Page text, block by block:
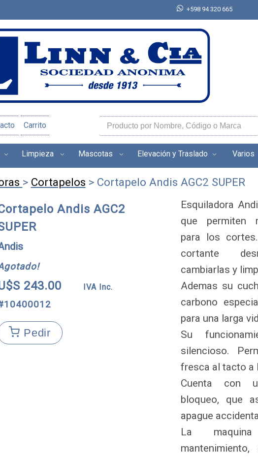
+598 94 320 665
Carrito
Limpieza Mascotas Elevación y Traslado Varios
> Cortapelos > Cortapelo Andis AGC2 SUPER
Andis AGC2
243.00 IVA Inc.
Pedir
Esquiladora
que permiten
para los
cortante
cambiarlas y
Ademas su
carbono
para una larga
Su
silencioso.
fresca al tacto a
Cuenta con
bloqueo, que
apague
La